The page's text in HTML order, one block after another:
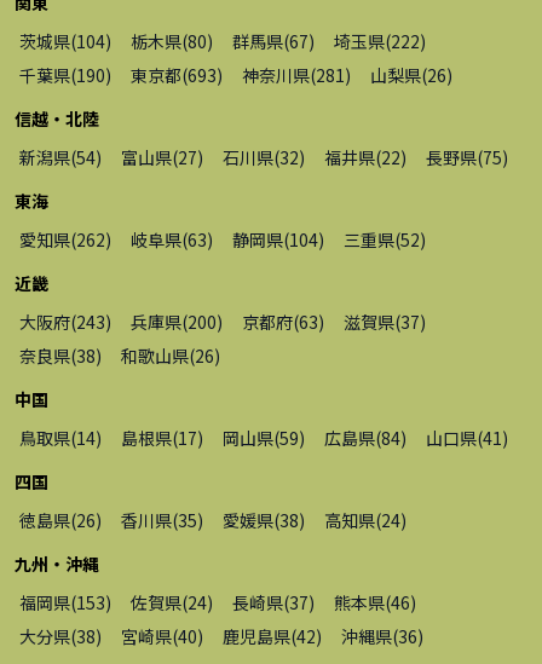
茨城県(104) 栃木県(80) 群馬県(67) 埼玉県(222)
千葉県(190) 東京都(693) 神奈川県(281 ) 山梨県(26)
信越・北陸
新潟県(54) 富山県(27) 石川県(32) 福井県(22) 長野県(75)
東海
愛知県(262) 岐阜県(63) 静岡県(104) 三重県(52)
近畿
大阪府(243) 兵庫県(200) 京都府(63) 滋賀県(37)
奈良県(38) 和歌山県(26)
中国
鳥取県(14) 島根県(17) 岡山県(59) 広島県(84) 山口県(41 )
四国
徳島県(26) 香川県(35) 愛媛県(38) 高知県(24)
九州・沖縄
福岡県(153) 佐賀県(24) 長崎県(37) 熊本県(46)
大分県(38) 宮崎県(40) 鹿児島県(42) 沖縄県(36)